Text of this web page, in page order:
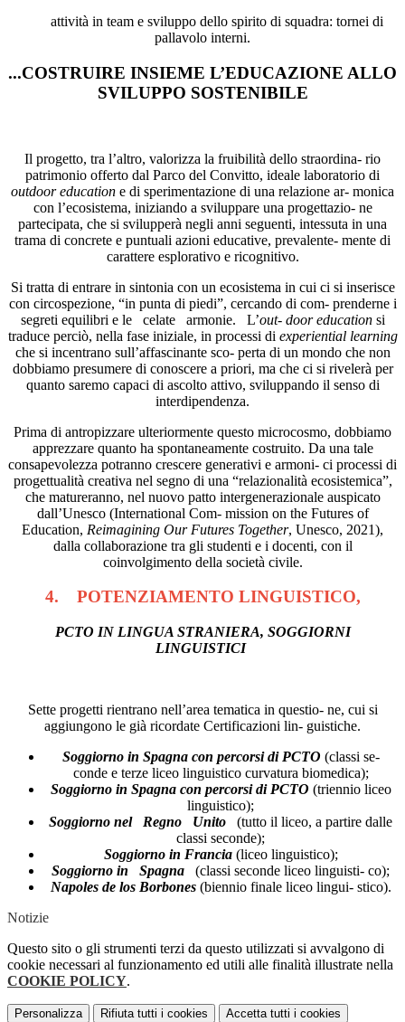
attività in team e sviluppo dello spirito di squadra: tornei di
pallavolo interni.
...COSTRUIRE INSIEME L’EDUCAZIONE ALLO
SVILUPPO SOSTENIBILE
Il progetto, tra l’altro, valorizza la fruibilità dello straordina- rio
patrimonio offerto dal Parco del Convitto, ideale laboratorio di
outdoor education e di sperimentazione di una relazione ar- monica
con l’ecosistema, iniziando a sviluppare una progettazio- ne
partecipata, che si svilupperà negli anni seguenti, intessuta in una
trama di concrete e puntuali azioni educative, prevalente- mente di
carattere esplorativo e ricognitivo.
Si tratta di entrare in sintonia con un ecosistema in cui ci si inserisce
con circospezione, “in punta di piedi”, cercando di com- prenderne i
segreti equilibri e le celate armonie. L’out- door education si
traduce perciò, nella fase iniziale, in processi di experiential learning
che si incentrano sull’affascinante sco- perta di un mondo che non
dobbiamo presumere di conoscere a priori, ma che ci si rivelerà per
quanto saremo capaci di ascolto attivo, sviluppando il senso di
interdipendenza.
Prima di antropizzare ulteriormente questo microcosmo, dobbiamo
apprezzare quanto ha spontaneamente costruito. Da una tale
consapevolezza potranno crescere generativi e armoni- ci processi di
progettualità creativa nel segno di una “relazionalità ecosistemica”,
che matureranno, nel nuovo patto intergenerazionale auspicato
dall’Unesco (International Com- mission on the Futures of
Education, Reimagining Our Futures Together, Unesco, 2021),
dalla collaborazione tra gli studenti e i docenti, con il
coinvolgimento della società civile.
4. POTENZIAMENTO LINGUISTICO,
PCTO IN LINGUA STRANIERA, SOGGIORNI
LINGUISTICI
Sette progetti rientrano nell’area tematica in questio- ne, cui si
aggiungono le già ricordate Certificazioni lin- guistiche.
Soggiorno in Spagna con percorsi di PCTO (classi se-
conde e terze liceo linguistico curvatura biomedica);
Soggiorno in Spagna con percorsi di PCTO (triennio liceo
linguistico);
Soggiorno nel Regno Unito (tutto il liceo, a partire dalle
classi seconde);
Soggiorno in Francia (liceo linguistico);
Soggiorno in Spagna (classi seconde liceo linguisti- co);
Napoles de los Borbones (biennio finale liceo lingui- stico).
Notizie
Questo sito o gli strumenti terzi da questo utilizzati si avvalgono di
cookie necessari al funzionamento ed utili alle finalità illustrate nella
COOKIE POLICY.
Personalizza Rifiuta tutti i cookies Accetta tutti i cookies